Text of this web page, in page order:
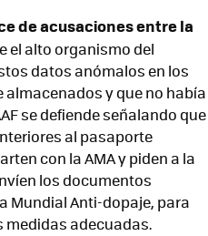
de acusaciones entre la
el alto organismo del
datos anómalos en los
y que no había
se defiende señalando que
al pasaporte
con la AMA y piden a la
los documentos
Mundial Anti-dopaje, para
medidas adecuadas.